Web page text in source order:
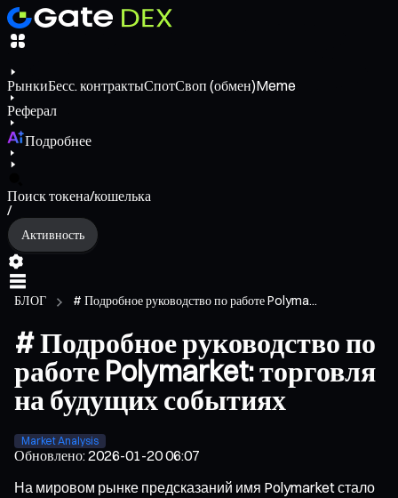
РынкиБесс. контрактыСпотСвоп (обмен)Meme
Реферал
Подробнее
Поиск токена/кошелька
/
Активность
БЛОГ # Подробное руководство по работе Polyma...
# Подробное руководство по
работе Polymarket: торговля
на будущих событиях
Market Analysis
Обновлено:2026-01-20 06:07
На мировом рынке предсказаний имя Polymarket стало